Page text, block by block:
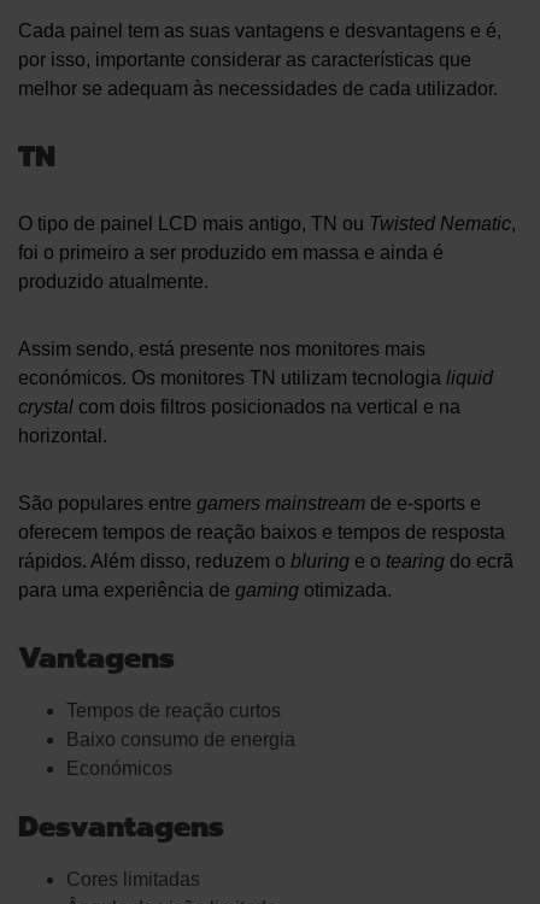
Cada painel tem as suas vantagens e desvantagens e é,
por isso, importante considerar as características que
melhor se adequam às necessidades de cada utilizador.
TN
O tipo de painel LCD mais antigo, TN ou Twisted Nematic,
foi o primeiro a ser produzido em massa e ainda é
produzido atualmente.
Assim sendo, está presente nos monitores mais
económicos. Os monitores TN utilizam tecnologia liquid
crystal com dois filtros posicionados na vertical e na
horizontal.
São populares entre gamers mainstream de e-sports e
oferecem tempos de reação baixos e tempos de resposta
rápidos. Além disso, reduzem o bluring e o tearing do ecrã
para uma experiência de gaming otimizada.
Vantagens
Tempos de reação curtos
Baixo consumo de energia
Económicos
Desvantagens
Cores limitadas